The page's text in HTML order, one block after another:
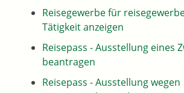
Reisegewerbe für
Tätigkeit anzeigen
Reisepass - Ausstellung eines
beantragen
Reisepass - Ausstellung wegen